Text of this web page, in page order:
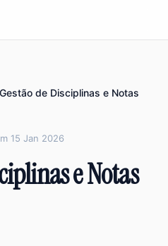
Gestão de Disciplinas e Notas
15 Jan 2026
e Notas